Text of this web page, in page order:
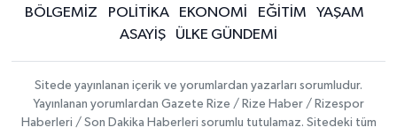
BÖLGEMİZ
POLİTİKA EKONOMİ EĞİTİM
YAŞAM
ASAYİŞ
ÜLKE GÜNDEMİ
Sitede yayınlanan içerik ve yorumlardan yazarları sorumludur.
Yayınlanan yorumlardan Gazete Rize / Rize Haber / Rizespor
Haberleri / Son Dakika Haberleri sorumlu tutulamaz. Sitedeki tüm